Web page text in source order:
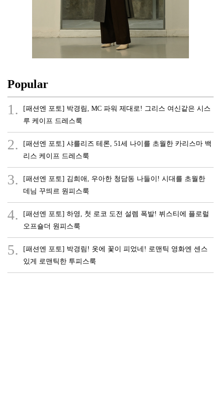
Popular
1.
[패션엔 포토] 박경림, MC 파워 제대로! 그리스 여신같은 시스
루 케이프 드레스룩
2.
[패션엔 포토] 샤를리즈 테론, 51세 나이를 초월한 카리스마 백
리스 케이프 드레스룩
3.
[패션엔 포토] 김희애, 우아한 청담동 나들이! 시대를 초월한
데님 꾸띄르 원피스룩
4.
[패션엔 포토] 하영, 첫 로코 도전 설렘 폭발! 뷔스티에 플로럴
오프숄더 원피스룩
5.
[패션엔 포토] 박경림! 옷에 꽃이 피었네! 로맨틱 영화엔 센스
있게 로맨틱한 투피스룩